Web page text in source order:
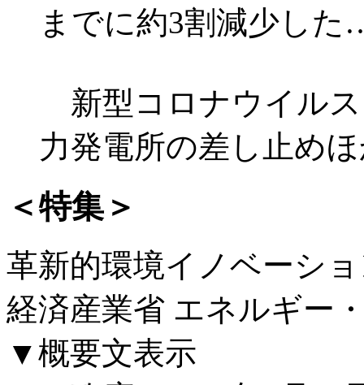
までに約3割減少し
新型コロナウイル
力発電所の差し止め
＜特集＞
革新的環境イノベーシ
経済産業省 エネルギー
▼概要文表示